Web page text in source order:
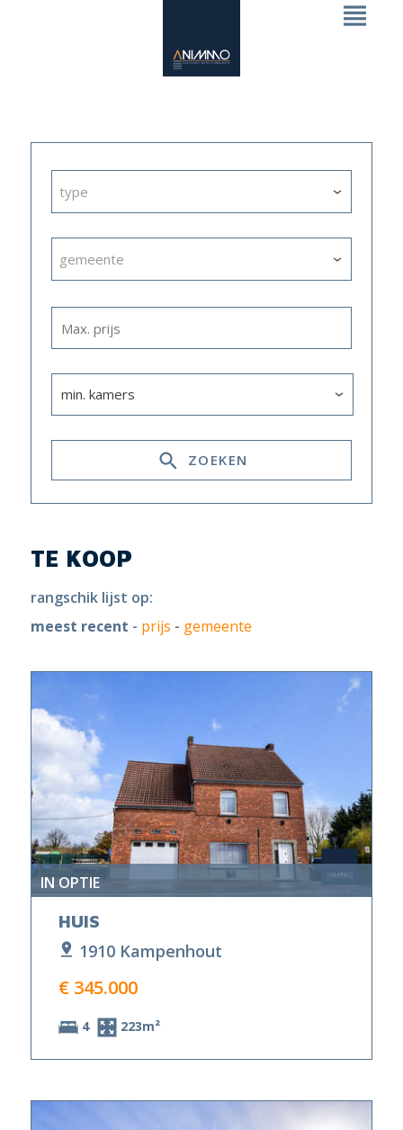
type
gemeente
ZOEKEN
TE KOOP
rangschik lijst op:
meest recent - prijs - gemeente
IN OPTIE
HUIS
1910 Kampenhout
€ 345.000
4 223m²